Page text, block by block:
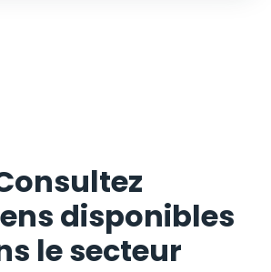
disponibles
le secteur